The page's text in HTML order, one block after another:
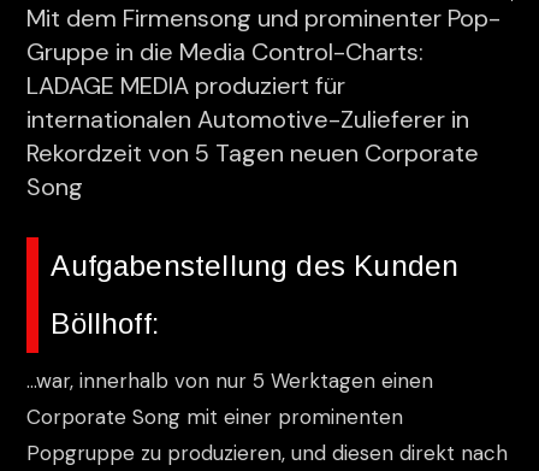
Mit dem Firmensong und prominenter Pop-
Gruppe in die Media Control-Charts:
LADAGE MEDIA produziert für
internationalen Automotive-Zulieferer in
Rekordzeit von 5 Tagen neuen Corporate
Song
Aufgabenstellung des Kunden
Böllhoff:
…war, innerhalb von nur 5 Werktagen einen
Corporate Song mit einer prominenten
Popgruppe zu produzieren, und diesen direkt nach